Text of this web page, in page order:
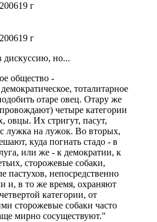
19 г
19 г
дискуссию, но...
общество -
тоталитарное
отаре овец. Отару же
четыре категории
овцы. Их стригут, пасут,
лужка на лужок. Во вторых,
куда погнать стадо - в
или же - к демократии, к
сторожевые собаки,
пастухов, непосредственно
и, в то же время, охраняют
категории, от
сторожевые собаки часто
мирно сосуществуют."